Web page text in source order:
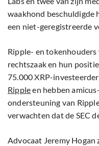
waakhond beschuldigde
een niet-geregistreerde
Ripple- en tokenhouders
rechtszaak en hun
75.000 XRP-
Rippleen hebben
ondersteuning van
verwachten dat de SEC
Advocaat Jeremy Hogan